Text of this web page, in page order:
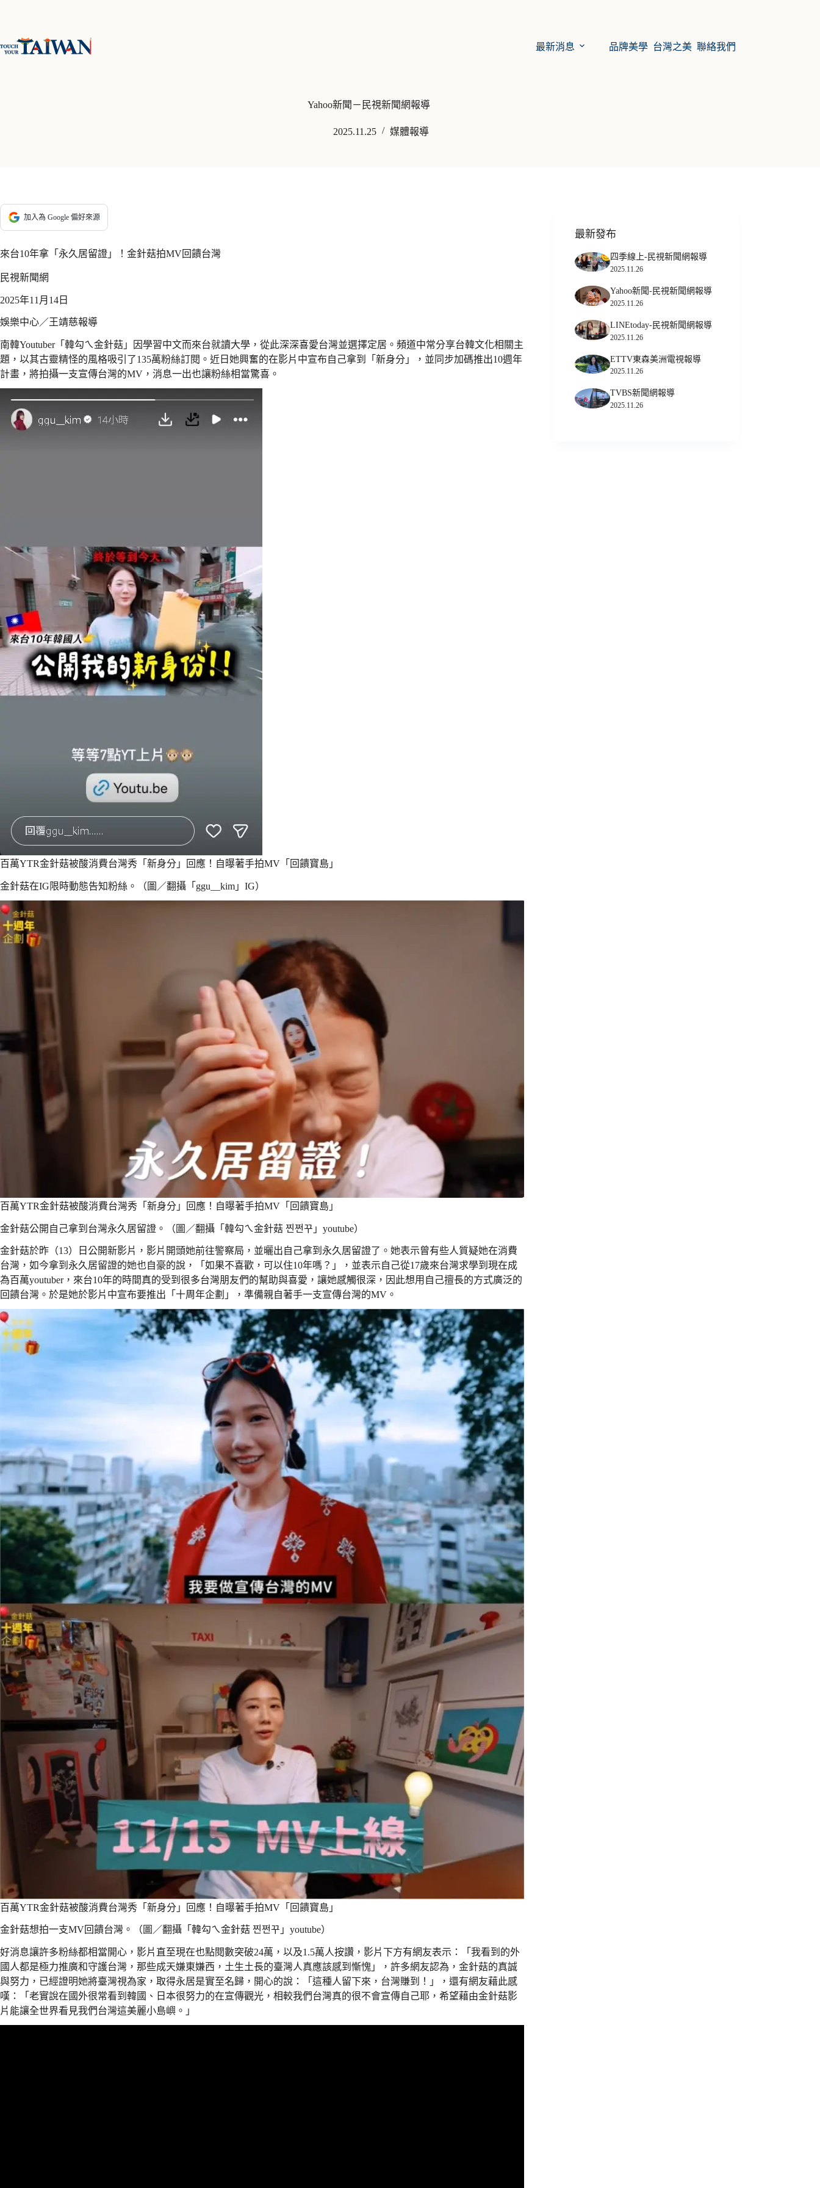
要
最新消息 品牌美學 台灣之美 聯絡我們
Yahoo新聞－民視新聞網報導
2025.11.25 媒體報導
加入為 Google 偏好來源
來台10年拿「永久居留證」！金針菇拍MV回饋台灣
民視新聞網
2025年11月14日
娛樂中心／王靖慈報導
南韓Youtuber「韓勾ㄟ金針菇」因學習中文而來台就讀大學，從此深深喜愛台灣並選擇定居。頻道中常分享台韓文化相關主
題，以其古靈精怪的風格吸引了135萬粉絲訂閱。近日她興奮的在影片中宣布自己拿到「新身分」，並同步加碼推出10週年
計畫，將拍攝一支宣傳台灣的MV，消息一出也讓粉絲相當驚喜。
百萬YTR金針菇被酸消費台灣秀「新身分」回應！自曝著手拍MV「回饋寶島」
金針菇在IG限時動態告知粉絲。（圖／翻攝「ggu__kim」IG）
百萬YTR金針菇被酸消費台灣秀「新身分」回應！自曝著手拍MV「回饋寶島」
金針菇公開自己拿到台灣永久居留證。（圖／翻攝「韓勾ㄟ金針菇 찐쩐꾸」youtube）
金針菇於昨（13）日公開新影片，影片開頭她前往警察局，並曬出自己拿到永久居留證了。她表示曾有些人質疑她在消費
台灣，如今拿到永久居留證的她也自豪的說，「如果不喜歡，可以住10年嗎？」，並表示自己從17歲來台灣求學到現在成
為百萬youtuber，來台10年的時間真的受到很多台灣朋友們的幫助與喜愛，讓她感觸很深，因此想用自己擅長的方式廣泛的
回饋台灣。於是她於影片中宣布要推出「十周年企劃」，準備親自著手一支宣傳台灣的MV。
百萬YTR金針菇被酸消費台灣秀「新身分」回應！自曝著手拍MV「回饋寶島」
金針菇想拍一支MV回饋台灣。（圖／翻攝「韓勾ㄟ金針菇 찐쩐꾸」youtube）
好消息讓許多粉絲都相當開心，影片直至現在也點閱數突破24萬，以及1.5萬人按讚，影片下方有網友表示：「我看到的外
國人都是極力推廣和守護台灣，那些成天嫌東嫌西，土生土長的臺灣人真應該感到慚愧」，許多網友認為，金針菇的真誠
與努力，已經證明她將臺灣視為家，取得永居是實至名歸，開心的說：「這種人留下來，台灣賺到！」，還有網友藉此感
嘆：「老實說在國外很常看到韓國、日本很努力的在宣傳觀光，相較我們台灣真的很不會宣傳自己耶，希望藉由金針菇影
片能讓全世界看見我們台灣這美麗小島嶼。」
最新發布
四季線上-民視新聞網報導
2025.11.26
Yahoo新聞-民視新聞網報導
2025.11.26
LINEtoday-民視新聞網報導
2025.11.26
ETTV東森美洲電視報導
2025.11.26
TVBS新聞網報導
2025.11.26